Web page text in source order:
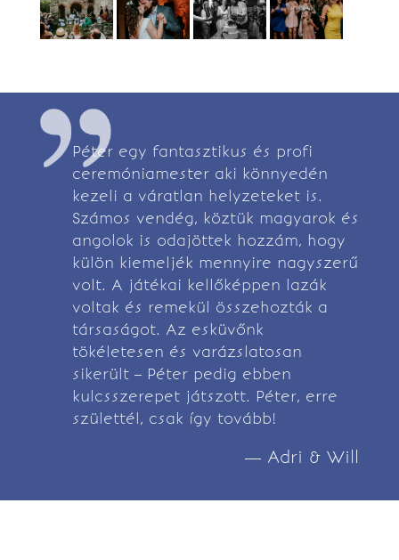
Péter egy fantasztikus és profi
ceremóniamester aki könnyedén
kezeli a váratlan helyzeteket is.
Számos vendég, köztük magyarok és
angolok is odajöttek hozzám, hogy
külön kiemeljék mennyire nagyszerű
volt. A játékai kellőképpen lazák
voltak és remekül összehozták a
társaságot. Az esküvőnk
tökéletesen és varázslatosan
sikerült – Péter pedig ebben
kulcsszerepet játszott. Péter, erre
születtél, csak így tovább!
— Adri & Will